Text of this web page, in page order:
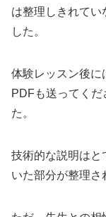
は整理しきれてい
した。
体験レッスン後に
PDFも送ってく
た。
技術的な説明はと
いた部分が整理さ